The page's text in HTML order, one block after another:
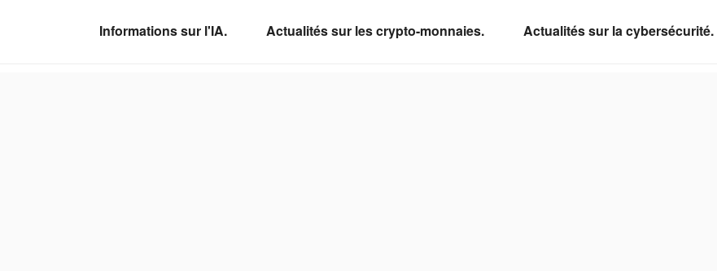
Informations sur l'IA. Actualités sur les crypto-monnaies. Actualités sur la cybersécurité.